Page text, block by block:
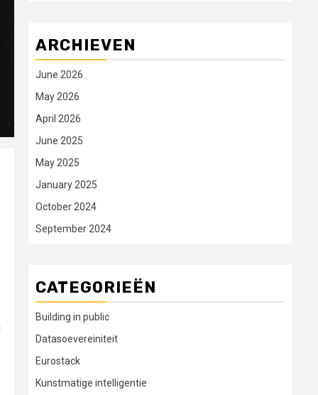
ARCHIEVEN
June 2026
May 2026
April 2026
June 2025
May 2025
January 2025
October 2024
September 2024
CATEGORIEËN
Building in public
Datasoevereiniteit
Eurostack
Kunstmatige intelligentie